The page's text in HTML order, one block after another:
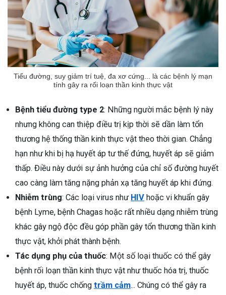
Tiểu đường, suy giảm trí tuệ, đa xơ cứng... là các bệnh lý mạn
tính gây ra rối loạn thần kinh thực vật
Bệnh tiểu đường type 2: Những người mắc bệnh lý này
nhưng không can thiệp điều trị kịp thời sẽ dần làm tổn
thương hệ thống thần kinh thực vật theo thời gian. Chẳng
hạn như khi bị hạ huyết áp tư thế đứng, huyết áp sẽ giảm
thấp. Điều này dưới sự ảnh hưởng của chỉ số đường huyết
cao càng làm tăng nặng phản xạ tăng huyết áp khi đứng.
Nhiễm trùng: Các loại virus như HIV hoặc vi khuẩn gây
bệnh Lyme, bệnh Chagas hoặc rất nhiều dạng nhiễm trùng
khác gây ngộ độc đều góp phần gây tổn thương thần kinh
thực vật, khởi phát thành bệnh.
Tác dụng phụ của thuốc: Một số loại thuốc có thể gây
bệnh rối loạn thần kinh thực vật như thuốc hóa trị, thuốc
huyết áp, thuốc chống trầm cảm... Chúng có thể gây ra